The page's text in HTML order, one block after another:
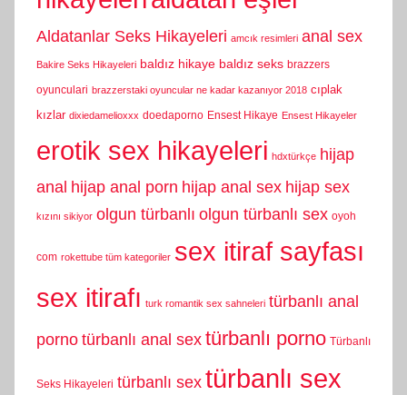
Aldatanlar Seks Hikayeleri amcık resimleri anal sex
Bakire Seks Hikayeleri baldız hikaye baldız seks brazzers
oyunculari brazzerstaki oyuncular ne kadar kazanıyor 2018 cıplak
kızlar dixiedamelioxxx doedaporno Ensest Hikaye Ensest Hikayeler
erotik sex hikayeleri hdxtürkçe hijap
anal hijap anal porn hijap anal sex hijap sex
kızını sikiyor olgun türbanlı olgun türbanlı sex oyoh
com rokettube tüm kategoriler sex itiraf sayfası
sex itirafı turk romantik sex sahneleri türbanlı anal
porno türbanlı anal sex türbanlı porno Türbanlı
Seks Hikayeleri türbanlı sex türbanlı sex